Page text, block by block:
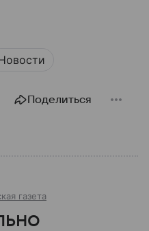
Поделиться
газета